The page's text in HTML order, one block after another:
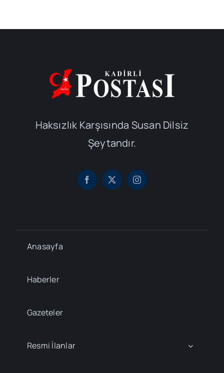
Haksızlık Karşısında Susan Dilsiz
Şeytandır.
Anasayfa
Haberler
Gazeteler
Resmi İlanlar